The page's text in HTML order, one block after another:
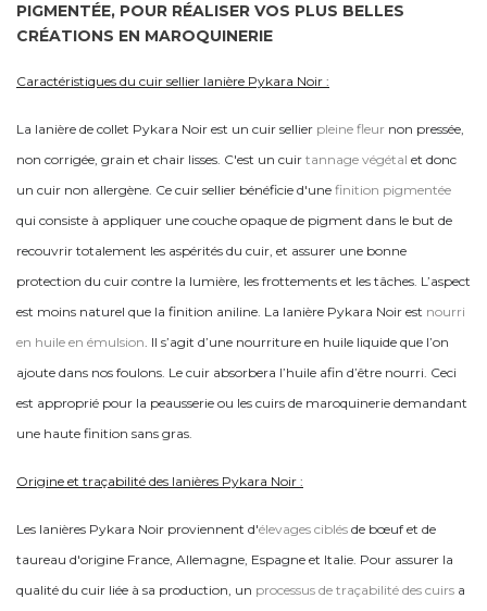
PIGMENTÉE, POUR RÉALISER VOS PLUS BELLES
CRÉATIONS EN MAROQUINERIE
Caractéristiques du cuir sellier lanière Pykara Noir :
La lanière de collet Pykara Noir est un cuir sellier pleine fleur non pressée,
non corrigée, grain et chair lisses. C'est un cuir tannage végétal et donc
un cuir non allergène. Ce cuir sellier bénéficie d'une finition pigmentée
qui consiste à appliquer une couche opaque de pigment dans le but de
recouvrir totalement les aspérités du cuir, et assurer une bonne
protection du cuir contre la lumière, les frottements et les tâches. L’aspect
est moins naturel que la finition aniline. La lanière Pykara Noir est nourri
en huile en émulsion. Il s’agit d’une nourriture en huile liquide que l’on
ajoute dans nos foulons. Le cuir absorbera l’huile afin d’être nourri. Ceci
est approprié pour la peausserie ou les cuirs de maroquinerie demandant
une haute finition sans gras.
Origine et traçabilité des lanières Pykara Noir :
Les lanières Pykara Noir proviennent d'élevages ciblés de bœuf et de
taureau d'origine France, Allemagne, Espagne et Italie. Pour assurer la
qualité du cuir liée à sa production, un processus de traçabilité des cuirs a